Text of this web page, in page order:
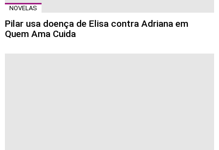
NOVELAS
Pilar usa doença de Elisa contra Adriana em
Quem Ama Cuida